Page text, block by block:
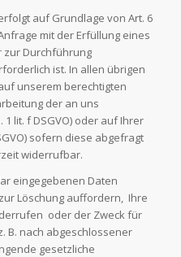
auf Grundlage von Art. 6
mit der Erfüllung eines
Durchführung
ist. In allen übrigen
unserem berechtigten
der an uns
lit. f DSGVO) oder auf Ihrer
sofern diese abgefragt
widerrufbar.
eingegebenen Daten
Löschung auffordern, Ihre
oder der Zweck für
B. nach abgeschlossener
gesetzliche